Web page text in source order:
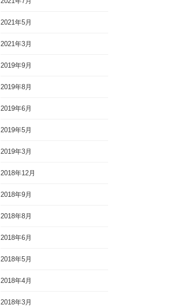
2021年5月
2021年3月
2019年9月
2019年8月
2019年6月
2019年5月
2019年3月
2018年12月
2018年9月
2018年8月
2018年6月
2018年5月
2018年4月
2018年3月